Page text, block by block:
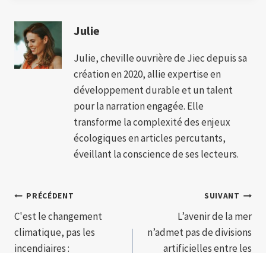
Julie
Julie, cheville ouvrière de Jiec depuis sa
création en 2020, allie expertise en
développement durable et un talent
pour la narration engagée. Elle
transforme la complexité des enjeux
écologiques en articles percutants,
éveillant la conscience de ses lecteurs.
Navigation
de
PRÉCÉDENT
C'est le changement
climatique, pas les
incendiaires :
SUIVANT
L’avenir de la mer
n’admet pas de divisions
artificielles entre les